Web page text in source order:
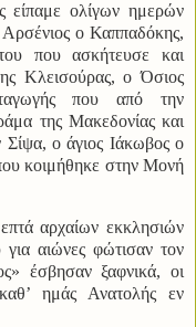
είπαμε ολίγων ημερών
ο Καππαδόκης,
που ασκήτευσε και
Κλεισούρας, ο Όσιος
που από την
της Μακεδονίας και
ο άγιος Ιάκωβος ο
κοιμήθηκε στην Μονή
αρχαίων εκκλησιών
για αιώνες φώτισαν τον
έσβησαν ξαφνικά, οι
ημάς Ανατολής εν